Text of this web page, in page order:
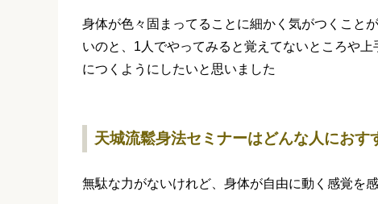
身体が色々固まってることに細かく気がつくこと
いのと、1人でやってみると覚えてないところや
につくようにしたいと思いました
天城流鬆身法セミナーはどんな人におす
無駄な力がないけれど、身体が自由に動く感覚を